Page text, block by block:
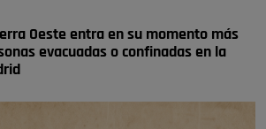
Oeste entra en su momento más
evacuadas o confinadas en la